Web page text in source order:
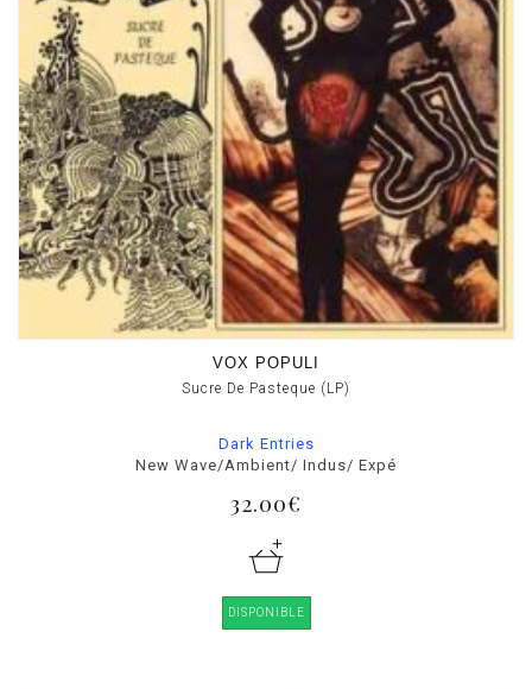
VOX POPULI
Sucre De Pasteque (LP)
Dark Entries
New Wave/Ambient/ Indus/ Expé
32.00€
DISPONIBLE